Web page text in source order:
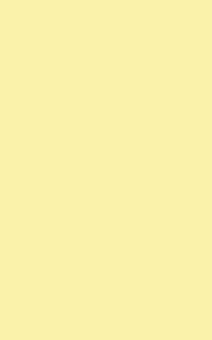
бросился на это
думал ни о чём, я
делать. Кэтрин
я остановился, и
закричала, я
падает сквозь
Остановившись, я
место. Я вырывал
Эндрю не оттащил
уходить, сейчас
слёз мне было
скором времени мы